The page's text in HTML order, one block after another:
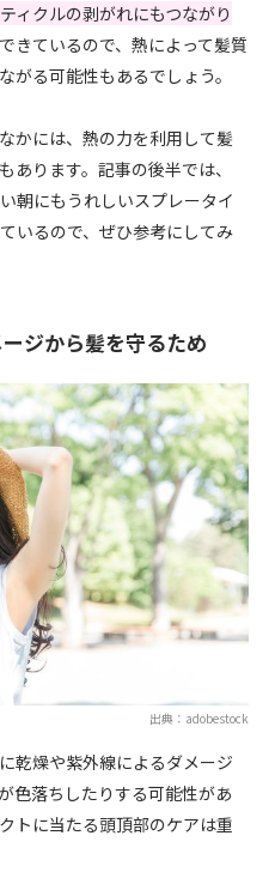
ィクルの剥がれにもつながり
きているので、熱によって髪質
がる可能性もあるでしょう。
かには、熱の力を利用して髪
あります。記事の後半では、
朝にもうれしいスプレータイ
いるので、ぜひ参考にしてみ
ジから髪を守るため
出典：adobestock
乾燥や紫外線によるダメージ
色落ちしたりする可能性があ
トに当たる頭頂部のケアは重